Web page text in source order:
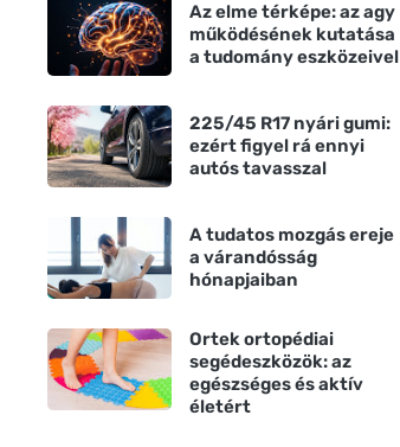
Az elme térképe: az agy
működésének kutatása
a tudomány eszközeivel
225/45 R17 nyári gumi:
ezért figyel rá ennyi
autós tavasszal
A tudatos mozgás ereje
a várandósság
hónapjaiban
Ortek ortopédiai
segédeszközök: az
egészséges és aktív
életért